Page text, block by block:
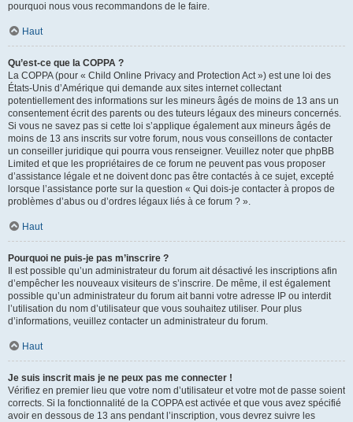
pourquoi nous vous recommandons de le faire.
Haut
Qu’est-ce que la COPPA ?
La COPPA (pour « Child Online Privacy and Protection Act ») est une loi des
États-Unis d’Amérique qui demande aux sites internet collectant
potentiellement des informations sur les mineurs âgés de moins de 13 ans un
consentement écrit des parents ou des tuteurs légaux des mineurs concernés.
Si vous ne savez pas si cette loi s’applique également aux mineurs âgés de
moins de 13 ans inscrits sur votre forum, nous vous conseillons de contacter
un conseiller juridique qui pourra vous renseigner. Veuillez noter que phpBB
Limited et que les propriétaires de ce forum ne peuvent pas vous proposer
d’assistance légale et ne doivent donc pas être contactés à ce sujet, excepté
lorsque l’assistance porte sur la question « Qui dois-je contacter à propos de
problèmes d’abus ou d’ordres légaux liés à ce forum ? ».
Haut
Pourquoi ne puis-je pas m’inscrire ?
Il est possible qu’un administrateur du forum ait désactivé les inscriptions afin
d’empêcher les nouveaux visiteurs de s’inscrire. De même, il est également
possible qu’un administrateur du forum ait banni votre adresse IP ou interdit
l’utilisation du nom d’utilisateur que vous souhaitez utiliser. Pour plus
d’informations, veuillez contacter un administrateur du forum.
Haut
Je suis inscrit mais je ne peux pas me connecter !
Vérifiez en premier lieu que votre nom d’utilisateur et votre mot de passe soient
corrects. Si la fonctionnalité de la COPPA est activée et que vous avez spécifié
avoir en dessous de 13 ans pendant l’inscription, vous devrez suivre les